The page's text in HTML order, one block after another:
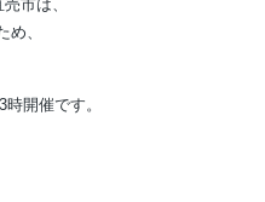
市は、
、
開催です。